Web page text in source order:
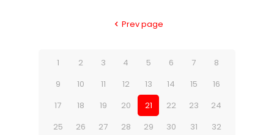
Prev page
1 2 3 4 5 6 7
8
9
10 11 12 13 14 15
16
17
18 19 20 21 22 23
24
25
26 27 28 29 30 31
32